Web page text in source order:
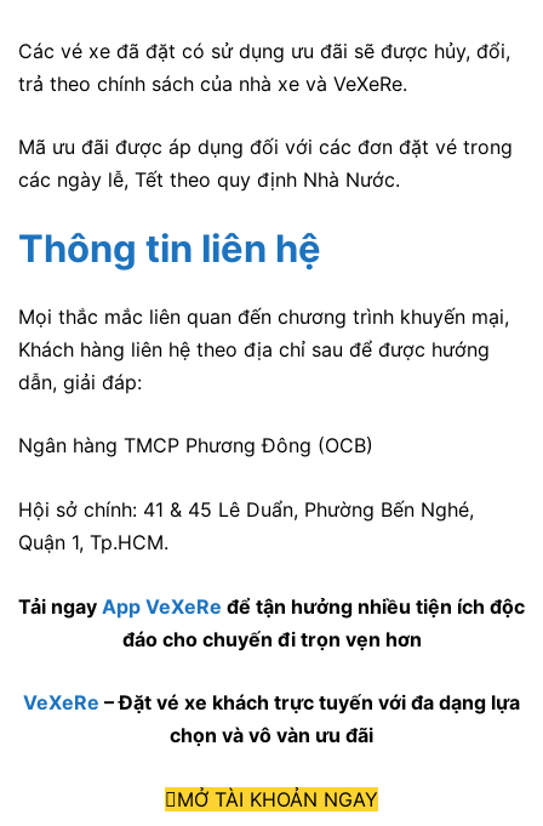
Các vé xe đã đặt có sử dụng ưu đãi sẽ được hủy, đổi,
trả theo chính sách của nhà xe và VeXeRe.
Mã ưu đãi được áp dụng đối với các đơn đặt vé trong
các ngày lễ, Tết theo quy định Nhà Nước.
Thông tin liên hệ
Mọi thắc mắc liên quan đến chương trình khuyến mại,
Khách hàng liên hệ theo địa chỉ sau để được hướng
dẫn, giải đáp:
Ngân hàng TMCP Phương Đông (OCB)
Hội sở chính: 41 & 45 Lê Duẩn, Phường Bến Nghé,
Quận 1, Tp.HCM.
Tải ngay App VeXeRe để tận hưởng nhiều tiện ích độc
đáo cho chuyến đi trọn vẹn hơn
VeXeRe – Đặt vé xe khách trực tuyến với đa dạng lựa
chọn và vô vàn ưu đãi
MỞ TÀI KHOẢN NGAY